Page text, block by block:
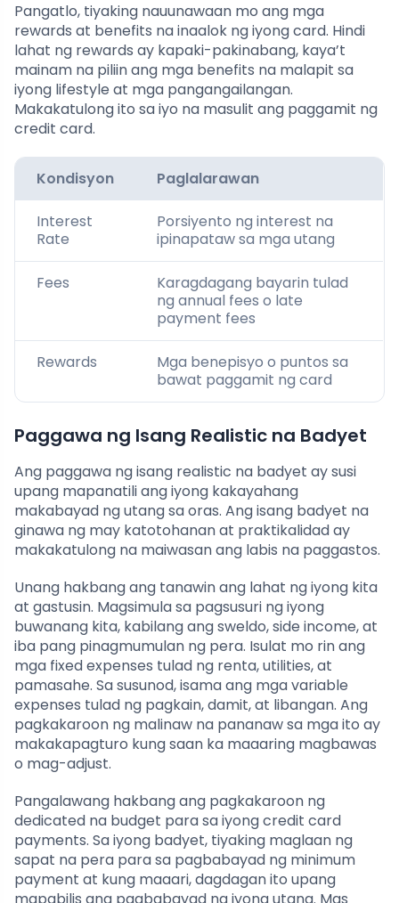
Pangatlo, tiyaking nauunawaan mo ang mga
rewards at benefits na inaalok ng iyong card. Hindi
lahat ng rewards ay kapaki-pakinabang, kaya’t
mainam na piliin ang mga benefits na malapit sa
iyong lifestyle at mga pangangailangan.
Makakatulong ito sa iyo na masulit ang paggamit ng
credit card.
Kondisyon Paglalarawan
Interest
Rate
Porsiyento ng interest na
ipinapataw sa mga utang
Fees
Karagdagang bayarin tulad
ng annual fees o late
payment fees
Rewards
Mga benepisyo o puntos sa
bawat paggamit ng card
Paggawa ng Isang Realistic na Badyet
Ang paggawa ng isang realistic na badyet ay susi
upang mapanatili ang iyong kakayahang
makabayad ng utang sa oras. Ang isang badyet na
ginawa ng may katotohanan at praktikalidad ay
makakatulong na maiwasan ang labis na paggastos.
Unang hakbang ang tanawin ang lahat ng iyong kita
at gastusin. Magsimula sa pagsusuri ng iyong
buwanang kita, kabilang ang sweldo, side income, at
iba pang pinagmumulan ng pera. Isulat mo rin ang
mga fixed expenses tulad ng renta, utilities, at
pamasahe. Sa susunod, isama ang mga variable
expenses tulad ng pagkain, damit, at libangan. Ang
pagkakaroon ng malinaw na pananaw sa mga ito ay
makakapagturo kung saan ka maaaring magbawas
o mag-adjust.
Pangalawang hakbang ang pagkakaroon ng
dedicated na budget para sa iyong credit card
payments. Sa iyong badyet, tiyaking maglaan ng
sapat na pera para sa pagbabayad ng minimum
payment at kung maaari, dagdagan ito upang